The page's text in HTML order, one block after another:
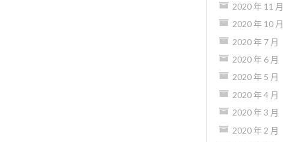
2020 年 11 月
2020 年 10 月
2020 年 7 月
2020 年 6 月
2020 年 5 月
2020 年 4 月
2020 年 3 月
2020 年 2 月